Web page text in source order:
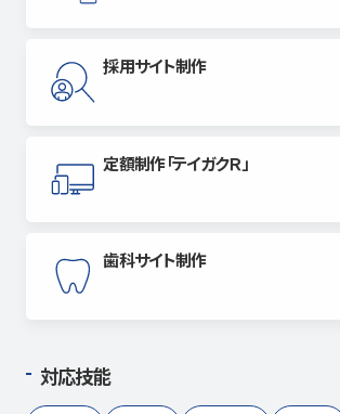
採用サイト制作
定額制作「テイガクＲ」
歯科サイト制作
対応技能